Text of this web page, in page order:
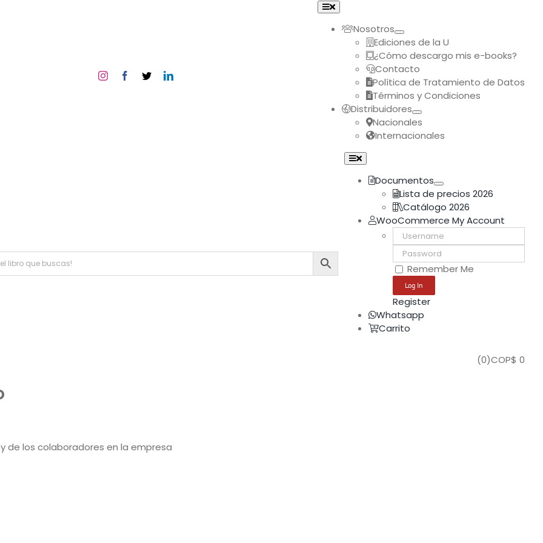
Toggle
Navigation
Nosotros
Ediciones de la U
¿Cómo descargo mis e-books?
Contacto
Política de Tratamiento de Datos
Términos y Condiciones
Distribuidores
Nacionales
Internacionales
Toggle
Navigation
Documentos
Lista de precios 2026
Catálogo 2026
WooCommerce My Account
Username:
Password:
Remember Me
Register
Whatsapp
Carrito
(0)COP$ 0
de los colaboradores en la empresa